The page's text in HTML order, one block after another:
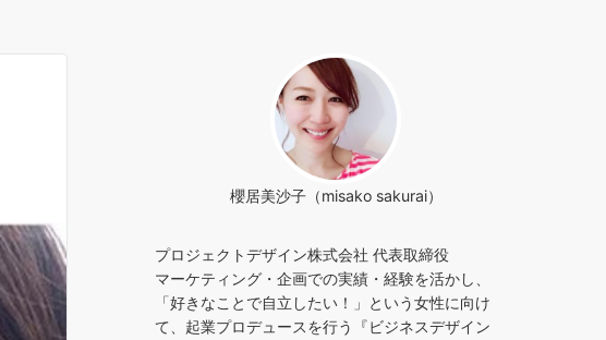
櫻居美沙子（misako sakurai）
プロジェクトデザイン株式会社 代表取締役
マーケティング・企画での実績・経験を活かし、
「好きなことで自立したい！」という女性に向け
て、起業プロデュースを行う『ビジネスデザイン